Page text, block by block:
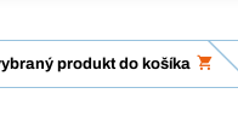
produkt do košíka